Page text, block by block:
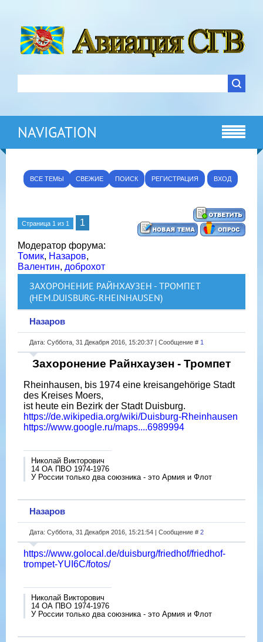
NAVIGATION
ВСЕ ТЕМЫ СВЕЖИЕ ПОИСК РЕГИСТРАЦИЯ ВХОД
Страница 1 из 1 1
Модератор форума:
Томик, Назаров,
Валентин, доброхот
ЗАХОРОНЕНИЕ РАЙНХАУЗЕН - ТРОМПЕТ
(НЕМ.DUISBURG-RHEINHAUSEN)
Назаров
Дата: Суббота, 31 Декабря 2016, 15:20:37 | Сообщение # 1
Захоронение Райнхаузен - Тромпет
Rheinhausen, bis 1974 eine kreisangehörige Stadt
des Kreises Moers,
ist heute ein Bezirk der Stadt Duisburg.
https://de.wikipedia.org/wiki/Duisburg-Rheinhausen
https://www.google.ru/maps....6989994
Николай Викторович
14 ОА ПВО 1974-1976
У России только два союзника - это Армия и Флот
Назаров
Дата: Суббота, 31 Декабря 2016, 15:21:54 | Сообщение # 2
https://www.golocal.de/duisburg/friedhof/friedhof-
trompet-YUI6C/fotos/
Николай Викторович
14 ОА ПВО 1974-1976
У России только два союзника - это Армия и Флот